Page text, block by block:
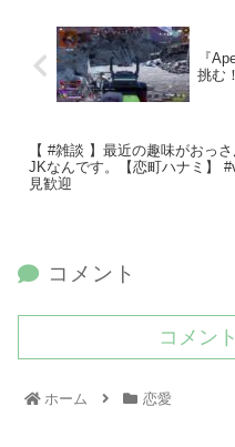
『
挑む
【 #雑談 】最近の趣味がおっ
JKなんです。【恋町ハナミ】
見歓迎
コメント
コメン
ホーム 恋愛